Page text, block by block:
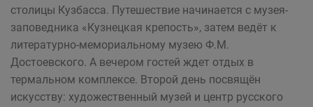
столицы Кузбасса. Путешествие начинается с музея-
заповедника «Кузнецкая крепость», затем ведёт к
литературно-мемориальному музею Ф.М.
Достоевского. А вечером гостей ждет отдых в
термальном комплексе. Второй день посвящён
искусству: художественный музей и центр русского